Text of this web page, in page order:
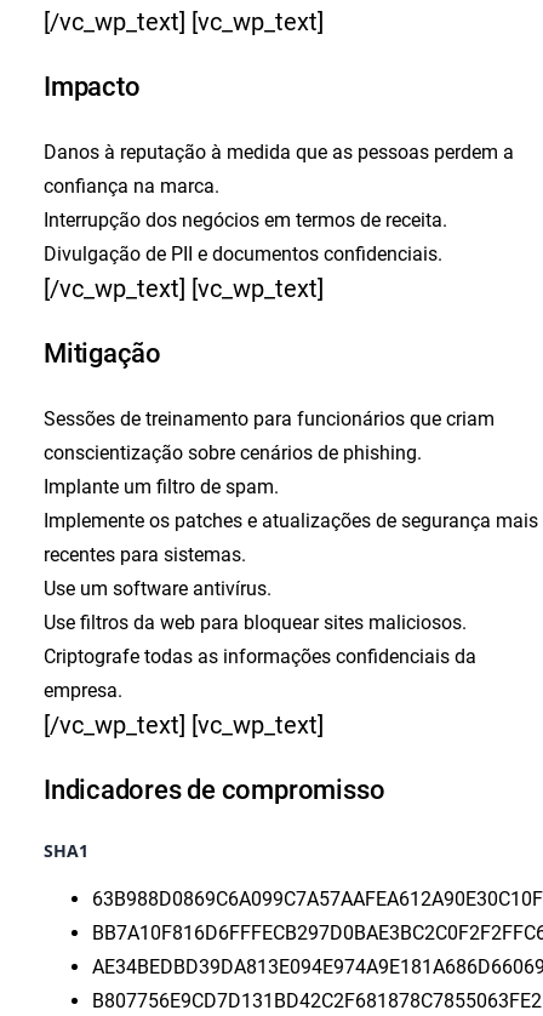
[/vc_wp_text] [vc_wp_text]
Impacto
Danos à reputação à medida que as pessoas perdem a
confiança na marca.
Interrupção dos negócios em termos de receita.
Divulgação de PII e documentos confidenciais.
[/vc_wp_text] [vc_wp_text]
Mitigação
Sessões de treinamento para funcionários que criam
conscientização sobre cenários de phishing.
Implante um filtro de spam.
Implemente os patches e atualizações de segurança mais
recentes para sistemas.
Use um software antivírus.
Use filtros da web para bloquear sites maliciosos.
Criptografe todas as informações confidenciais da
empresa.
[/vc_wp_text] [vc_wp_text]
Indicadores de compromisso
SHA1
63B988D0869C6A099C7A57AAFEA612A90E30C10F
B807756E9CD7D131BD42C2F681878C7855063FE2